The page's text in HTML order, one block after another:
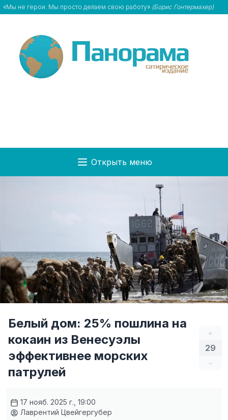
«Мы не герои. Мы просто делаем свою работу» (Борис Гонтермахер)
Открыть меню
+
29
–
Белый дом: 25% пошлина на
кокаин из Венесуэлы
эффективнее морских
патрулей
17 нояб. 2025 г., 19:00
Лаврентий Цвейгергубер